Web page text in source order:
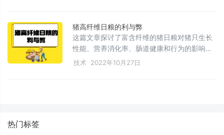
本营养供应的重要性，同时提到了饲料成分如
脂肪和肌肉比例对料肉比的影响。文章还引用
了相关实验结果，旨在帮助养殖户实现高效、
健康的养殖。
猪高纤维日粮的利与弊
这篇文章探讨了富含纤维的猪日粮对猪只生长
性能、营养消化率、肠道健康和行为的影响，
指出纤维过量可能导致生长减缓，但适量纤维
技术 2022年10月27日
热门标签